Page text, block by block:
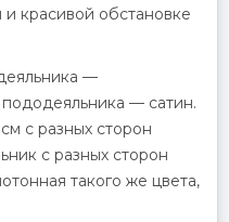
красивой обстановке
—
— сатин.
с разных сторон
с разных сторон
такого же цвета,